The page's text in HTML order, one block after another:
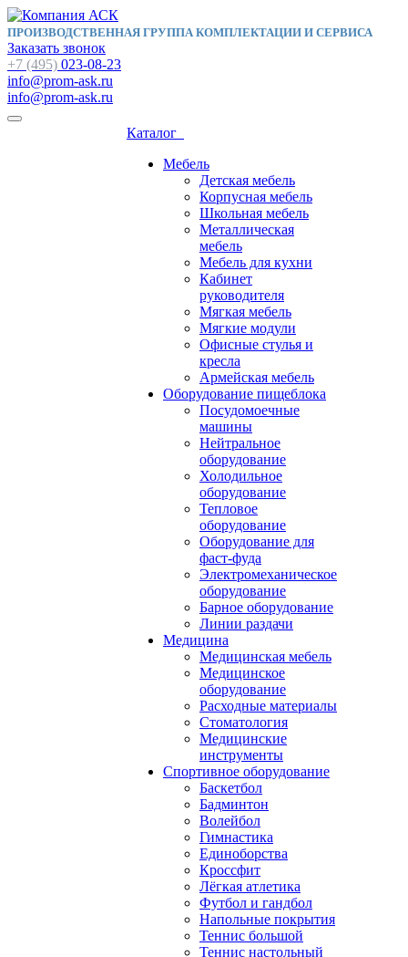
ПРОИЗВОДСТВЕННАЯ ГРУППА КОМПЛЕКТАЦИИ И СЕРВИСА
Заказать звонок
+7 (495) 023-08-23
info@prom-ask.ru
info@prom-ask.ru
Каталог
Мебель
Детская мебель
Корпусная мебель
Школьная мебель
Металлическая
мебель
Мебель для кухни
Кабинет
руководителя
Мягкая мебель
Мягкие модули
Офисные стулья и
кресла
Армейская мебель
Оборудование пищеблока
Посудомоечные
машины
Нейтральное
оборудование
Холодильное
оборудование
Тепловое
оборудование
Оборудование для
фаст-фуда
Электромеханическое
оборудование
Барное оборудование
Линии раздачи
Медицина
Медицинская мебель
Медицинское
оборудование
Расходные материалы
Стоматология
Медицинские
инструменты
Спортивное оборудование
Баскетбол
Бадминтон
Волейбол
Гимнастика
Единоборства
Кроссфит
Лёгкая атлетика
Футбол и гандбол
Напольные покрытия
Теннис большой
Теннис настольный